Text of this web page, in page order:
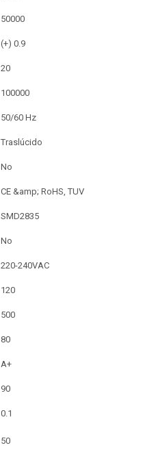
50000
(+) 0.9
20
100000
50/60 Hz
Traslúcido
No
CE &amp; RoHS, TUV
SMD2835
No
220-240VAC
120
500
80
A+
90
0.1
50